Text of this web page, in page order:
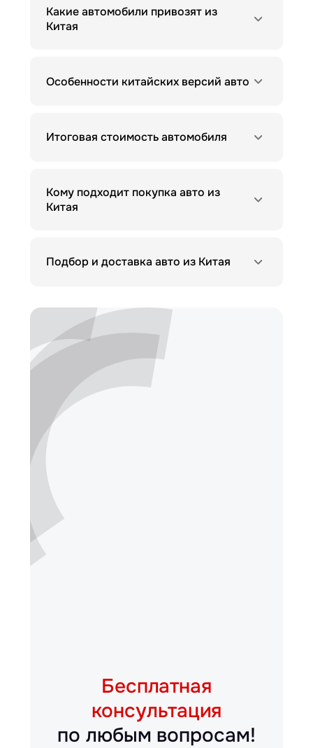
Какие автомобили привозят из
Китая
Особенности китайских версий авто
Итоговая стоимость автомобиля
Кому подходит покупка авто из
Китая
Подбор и доставка авто из Китая
Бесплатная
консультация
по любым вопросам!